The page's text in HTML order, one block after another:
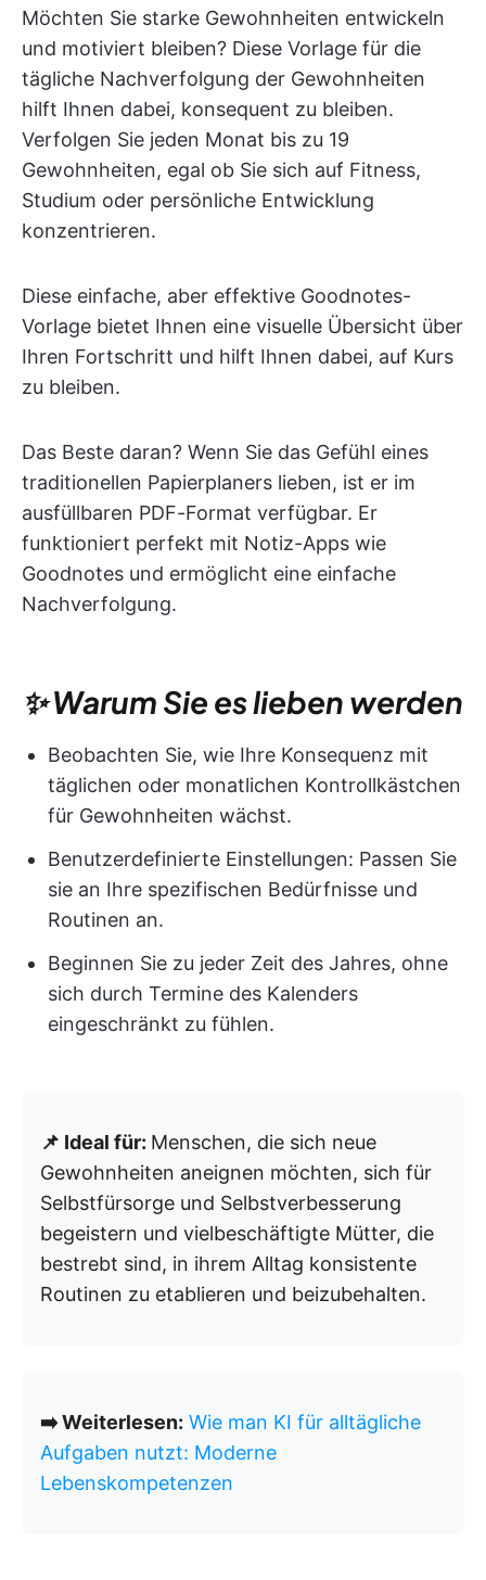
Möchten Sie starke Gewohnheiten entwickeln
und motiviert bleiben? Diese Vorlage für die
tägliche Nachverfolgung der Gewohnheiten
hilft Ihnen dabei, konsequent zu bleiben.
Verfolgen Sie jeden Monat bis zu 19
Gewohnheiten, egal ob Sie sich auf Fitness,
Studium oder persönliche Entwicklung
konzentrieren.
Diese einfache, aber effektive Goodnotes-
Vorlage bietet Ihnen eine visuelle Übersicht über
Ihren Fortschritt und hilft Ihnen dabei, auf Kurs
zu bleiben.
Das Beste daran? Wenn Sie das Gefühl eines
traditionellen Papierplaners lieben, ist er im
ausfüllbaren PDF-Format verfügbar. Er
funktioniert perfekt mit Notiz-Apps wie
Goodnotes und ermöglicht eine einfache
Nachverfolgung.
✨ Warum Sie es lieben werden
Beobachten Sie, wie Ihre Konsequenz mit
täglichen oder monatlichen Kontrollkästchen
für Gewohnheiten wächst.
Benutzerdefinierte Einstellungen: Passen Sie
sie an Ihre spezifischen Bedürfnisse und
Routinen an.
Beginnen Sie zu jeder Zeit des Jahres, ohne
sich durch Termine des Kalenders
eingeschränkt zu fühlen.
📌 Ideal für: Menschen, die sich neue
Gewohnheiten aneignen möchten, sich für
Selbstfürsorge und Selbstverbesserung
begeistern und vielbeschäftigte Mütter, die
bestrebt sind, in ihrem Alltag konsistente
Routinen zu etablieren und beizubehalten.
➡️ Weiterlesen: Wie man KI für alltägliche
Aufgaben nutzt: Moderne
Lebenskompetenzen